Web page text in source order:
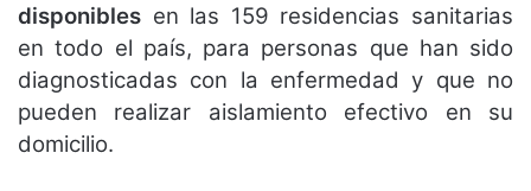
disponibles en las 159 residencias sanitarias
en todo el país, para personas que han sido
diagnosticadas con la enfermedad y que no
pueden realizar aislamiento efectivo en su
domicilio.